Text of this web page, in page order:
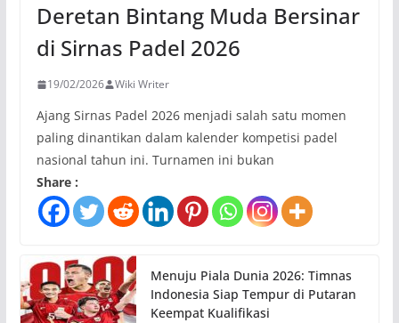
Deretan Bintang Muda Bersinar
di Sirnas Padel 2026
19/02/2026 Wiki Writer
Ajang Sirnas Padel 2026 menjadi salah satu momen
paling dinantikan dalam kalender kompetisi padel
nasional tahun ini. Turnamen ini bukan
Share :
Menuju Piala Dunia 2026: Timnas
Indonesia Siap Tempur di Putaran
Keempat Kualifikasi